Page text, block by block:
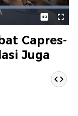
Capres-
Juga